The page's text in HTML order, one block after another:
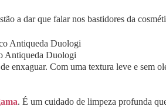
a dar que falar nos bastidores da
Antiqueda Duologi
enxaguar. Com uma textura leve e sem
. É um cuidado de limpeza profunda